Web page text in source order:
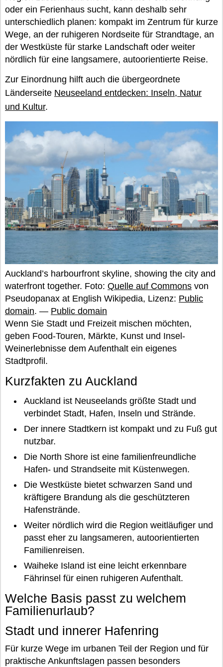
oder ein Ferienhaus sucht, kann deshalb sehr
unterschiedlich planen: kompakt im Zentrum für kurze
Wege, an der ruhigeren Nordseite für Strandtage, an
der Westküste für starke Landschaft oder weiter
nördlich für eine langsamere, autoorientierte Reise.
Zur Einordnung hilft auch die übergeordnete
Länderseite Neuseeland entdecken: Inseln, Natur
und Kultur.
Auckland’s harbourfront skyline, showing the city and
waterfront together. Foto: Quelle auf Commons von
Pseudopanax at English Wikipedia, Lizenz: Public
domain. — Public domain
Wenn Sie Stadt und Freizeit mischen möchten,
geben Food-Touren, Märkte, Kunst und Insel-
Weinerlebnisse dem Aufenthalt ein eigenes
Stadtprofil.
Kurzfakten zu Auckland
Auckland ist Neuseelands größte Stadt und
verbindet Stadt, Hafen, Inseln und Strände.
Der innere Stadtkern ist kompakt und zu Fuß gut
nutzbar.
Die North Shore ist eine familienfreundliche
Hafen- und Strandseite mit Küstenwegen.
Die Westküste bietet schwarzen Sand und
kräftigere Brandung als die geschützteren
Hafenstrände.
Weiter nördlich wird die Region weitläufiger und
passt eher zu langsameren, autoorientierten
Familienreisen.
Waiheke Island ist eine leicht erkennbare
Fährinsel für einen ruhigeren Aufenthalt.
Welche Basis passt zu welchem
Familienurlaub?
Stadt und innerer Hafenring
Für kurze Wege im urbanen Teil der Region und für
praktische Ankunftslagen passen besonders